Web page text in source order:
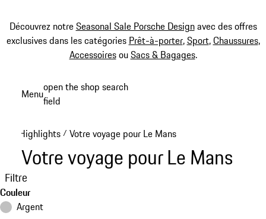
Découvrez notreSeasonal Sale Porsche Designavec des offres
exclusives dans les catégories Prêt-à-porter,Sport,Chaussures,
AccessoiresouSacs & Bagages.
Menuopen the shop search
field
Highlights / Votre voyage pour Le Mans
Votre voyage pour Le Mans
Filtre
Couleur
Argent